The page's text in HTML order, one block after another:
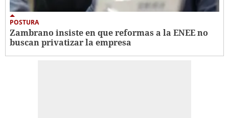
POSTURA
Zambrano insiste en que reformas a la ENEE no
buscan privatizar la empresa